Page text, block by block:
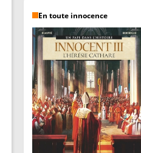
En toute innocence